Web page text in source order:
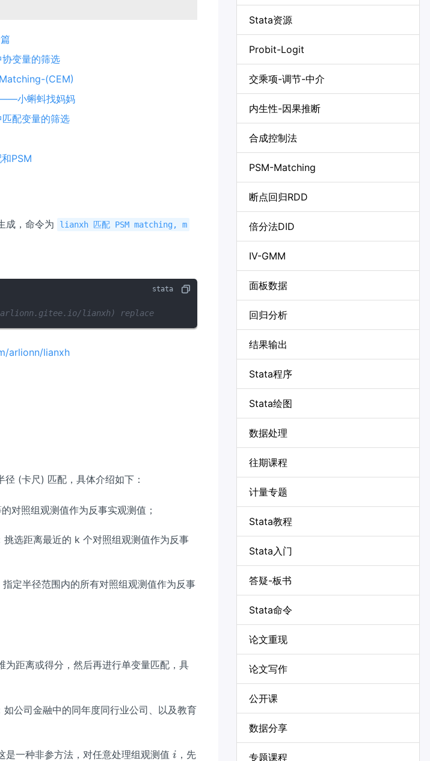
变量的筛选
(CEM)
——小蝌蚪找妈妈
配变量的筛选
PSM
成，命令为 lianxh 匹配 PSM matching, m
lianxh) replace
arlionn/lianxh
(卡尺) 匹配，具体介绍如下：
对照组观测值作为反事实观测值；
选距离最近的 k 个对照组观测值作为反事
定半径范围内的所有对照组观测值作为反事
距离或得分，然后再进行单变量匹配，具
公司金融中的同年度同行业公司、以及教育
一种非参方法，对任意处理组观测值 i
i ，先
Stata资源
Probit-Logit
交乘项-调节-中介
内生性-因果推断
合成控制法
PSM-Matching
断点回归RDD
倍分法DID
IV-GMM
面板数据
回归分析
结果输出
Stata程序
Stata绘图
数据处理
往期课程
计量专题
Stata教程
Stata入门
答疑-板书
Stata命令
论文重现
论文写作
公开课
数据分享
专题课程